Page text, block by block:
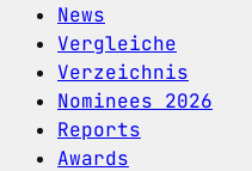
News
Vergleiche
Verzeichnis
Nominees 2026
Reports
Awards